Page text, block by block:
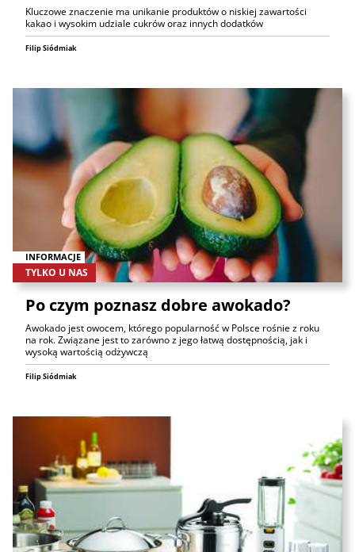
Kluczowe znaczenie ma unikanie produktów o niskiej zawartości
kakao i wysokim udziale cukrów oraz innych dodatków
Filip Siódmiak
INFORMACJE
TYLKO U NAS
Po czym poznasz dobre awokado?
Awokado jest owocem, którego popularność w Polsce rośnie z roku
na rok. Związane jest to zarówno z jego łatwą dostępnością, jak i
wysoką wartością odżywczą
Filip Siódmiak